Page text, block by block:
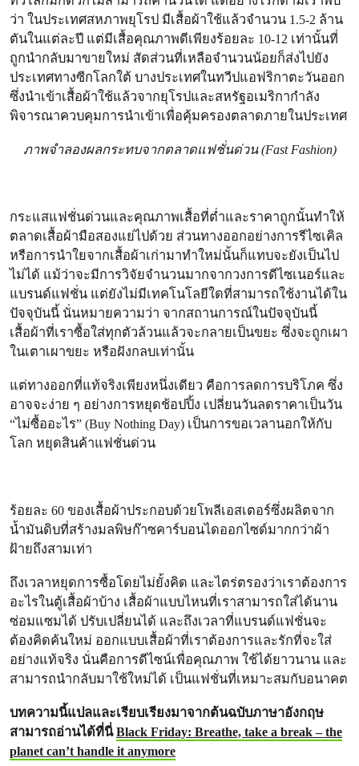
ว่า ในประเทศสหภาพยุโรป มีเสื้อผ้าใช้แล้วจำนวน 1.5-2 ล้าน
ตันในแต่ละปี แต่มีเสื้อคุณภาพดีเพียงร้อยละ 10-12 เท่านั้นที่
ถูกนำกลับมาขายใหม่ สัดส่วนที่เหลือจำนวนน้อยก็ส่งไปยัง
ประเทศทางซีกโลกใต้ บางประเทศในทวีปแอฟริกาตะวันออก
ซึ่งนำเข้าเสื้อผ้าใช้แล้วจากยุโรปและสหรัฐอเมริกากำลัง
พิจารณาควบคุมการนำเข้าเพื่อคุ้มครองตลาดภายในประเทศ
ภาพจำลองผลกระทบจากตลาดแฟชั่นด่วน (Fast Fashion)
กระแสแฟชั่นด่วนและคุณภาพเสื้อที่ต่ำและราคาถูกนั้นทำให้
ตลาดเสื้อผ้ามือสองแย่ไปด้วย ส่วนทางออกอย่างการรีไซเคิล
หรือการนำใยจากเสื้อผ้าเก่ามาทำใหม่นั้นก็แทบจะยังเป็นไป
ไม่ได้ แม้ว่าจะมีการวิจัยจำนวนมากจากวงการดีไซเนอร์และ
แบรนด์แฟชั่น แต่ยังไม่มีเทคโนโลยีใดที่สามารถใช้งานได้ใน
ปัจจุบันนี้ นั่นหมายความว่า จากสถานการณ์ในปัจจุบันนี้
เสื้อผ้าที่เราซื้อใส่ทุกตัวล้วนแล้วจะกลายเป็นขยะ ซึ่งจะถูกเผา
ในเตาเผาขยะ หรือฝังกลบเท่านั้น
แต่ทางออกที่แท้จริงเพียงหนึ่งเดียว คือการลดการบริโภค ซึ่ง
อาจจะง่าย ๆ อย่างการหยุดช้อปปิ้ง เปลี่ยนวันลดราคาเป็นวัน
“ไม่ซื้ออะไร” (Buy Nothing Day) เป็นการขอเวลานอกให้กับ
โลก หยุดสินค้าแฟชั่นด่วน
ร้อยละ 60 ของเสื้อผ้าประกอบด้วยโพลีเอสเตอร์ซึ่งผลิตจาก
น้ำมันดิบที่สร้างมลพิษก๊าซคาร์บอนไดออกไซด์มากกว่าผ้า
ฝ้ายถึงสามเท่า
ถึงเวลาหยุดการซื้อโดยไม่ยั้งคิด และไตร่ตรองว่าเราต้องการ
อะไรในตู้เสื้อผ้าบ้าง เสื้อผ้าแบบไหนที่เราสามารถใส่ได้นาน
ซ่อมแซมได้ ปรับเปลี่ยนได้ และถึงเวลาที่แบรนด์แฟชั่นจะ
ต้องคิดค้นใหม่ ออกแบบเสื้อผ้าที่เราต้องการและรักที่จะใส่
อย่างแท้จริง นั่นคือการดีไซน์เพื่อคุณภาพ ใช้ได้ยาวนาน และ
สามารถนำกลับมาใช้ใหม่ได้ เป็นแฟชั่นที่เหมาะสมกับอนาคต
บทความนี้แปลและเรียบเรียงมาจากต้นฉบับภาษาอังกฤษ
สามารถอ่านได้ที่นี่Black Friday: Breathe, take a break – the
planet can’t handle it anymore